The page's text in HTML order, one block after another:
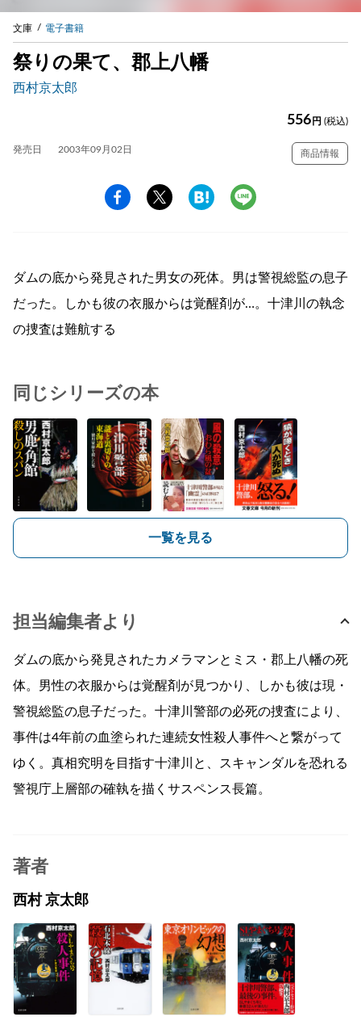
文庫 電子書籍
祭りの果て、郡上八幡
西村京太郎
556 円 (税込)
発売日 2003年09月02日 商品情報
ダムの底から発見された男女の死体。男は警視総監の息子
だった。しかも彼の衣服からは覚醒剤が…。十津川の執念
の捜査は難航する
同じシリーズの本
一覧を見る
担当編集者より
ダムの底から発見されたカメラマンとミス・郡上八幡の死
体。男性の衣服からは覚醒剤が見つかり、しかも彼は現・
警視総監の息子だった。十津川警部の必死の捜査により、
事件は4年前の血塗られた連続女性殺人事件へと繋がって
ゆく。真相究明を目指す十津川と、スキャンダルを恐れる
警視庁上層部の確執を描くサスペンス長篇。
著者
西村 京太郎